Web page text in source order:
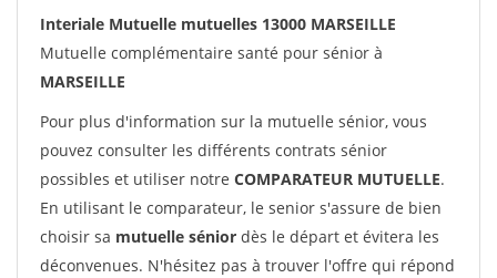
Interiale Mutuelle mutuelles 13000 MARSEILLE
Mutuelle complémentaire santé pour sénior à
MARSEILLE
Pour plus d'information sur la mutuelle sénior, vous
pouvez consulter les différents contrats sénior
possibles et utiliser notre COMPARATEUR MUTUELLE.
En utilisant le comparateur, le senior s'assure de bien
choisir sa mutuelle sénior dès le départ et évitera les
déconvenues. N'hésitez pas à trouver l'offre qui répond